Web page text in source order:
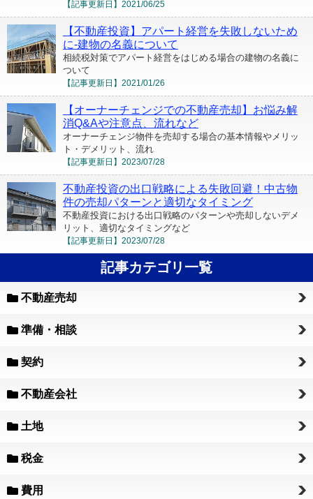
【記事更新日】 2021/06/25
【不動産投資】アパート経営を失敗しないため
に-建物の名義について
相続税対策でアパート経営をはじめる場合の建物の名義に
ついて
【記事更新日】 2021/01/26
【オーナーチェンジでの不動産売却】お悩み解
消Q&Aや注意点、流れなど
オーナーチェンジ物件を売却する場合の基本情報やメリッ
ト・デメリット、流れ
【記事更新日】 2023/07/28
不動産投資の出口戦略による失敗回避！中古物
件の売却パターンと適切なタイミング
不動産投資における出口戦略のパターンや売却しないデメ
リット、適切なタイミングなど
【記事更新日】 2023/07/28
記事カテゴリ一覧
不動産売却
準備・相談
契約
不動産会社
土地
税金
費用